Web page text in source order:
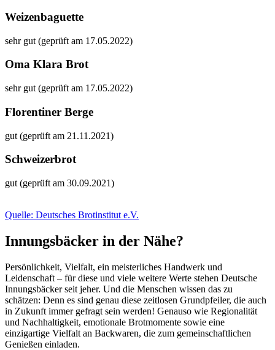
Weizenbaguette
sehr gut (geprüft am 17.05.2022)
Oma Klara Brot
sehr gut (geprüft am 17.05.2022)
Florentiner Berge
gut (geprüft am 21.11.2021)
Schweizerbrot
gut (geprüft am 30.09.2021)
Quelle: Deutsches Brotinstitut e.V.
Innungsbäcker in der Nähe?
Persönlichkeit, Vielfalt, ein meisterliches Handwerk und
Leidenschaft – für diese und viele weitere Werte stehen Deutsche
Innungsbäcker seit jeher. Und die Menschen wissen das zu
schätzen: Denn es sind genau diese zeitlosen Grundpfeiler, die auch
in Zukunft immer gefragt sein werden! Genauso wie Regionalität
und Nachhaltigkeit, emotionale Brotmomente sowie eine
einzigartige Vielfalt an Backwaren, die zum gemeinschaftlichen
Genießen einladen.